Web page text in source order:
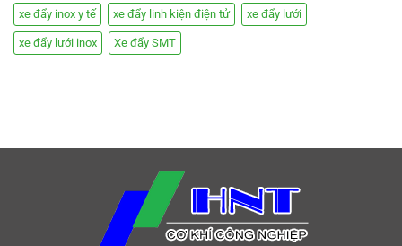
xe đẩy inox y tế xe đẩy linh kiện điện tử xe đẩy lưới
xe đẩy lưới inox Xe đẩy SMT